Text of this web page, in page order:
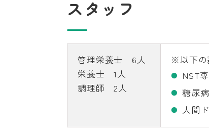
スタッフ
管理栄養士 6人
栄養士 1人
調理師 2人
※以下の
NST
糖尿
人間